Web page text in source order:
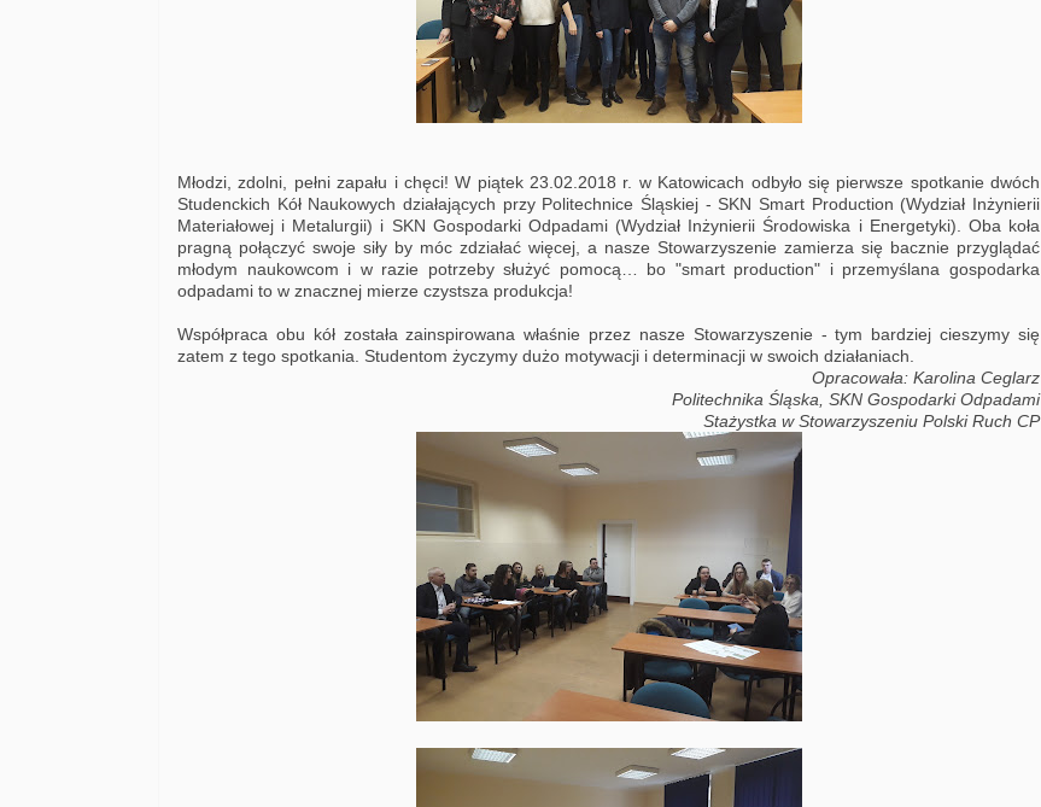
Młodzi, zdolni, pełni zapału i chęci! W piątek 23.02.2018 r. w Katowicach odbyło się pierwsze spotkanie dwóch
Studenckich Kół Naukowych działających przy Politechnice Śląskiej - SKN Smart Production (Wydział Inżynierii
Materiałowej i Metalurgii) i SKN Gospodarki Odpadami (Wydział Inżynierii Środowiska i Energetyki). Oba koła
pragną połączyć swoje siły by móc zdziałać więcej, a nasze Stowarzyszenie zamierza się bacznie przyglądać
młodym naukowcom i w razie potrzeby służyć pomocą… bo "smart production" i przemyślana gospodarka
odpadami to w znacznej mierze czystsza produkcja!
Współpraca obu kół została zainspirowana właśnie przez nasze Stowarzyszenie - tym bardziej cieszymy się
zatem z tego spotkania. Studentom życzymy dużo motywacji i determinacji w swoich działaniach.
Opracowała: Karolina Ceglarz
Politechnika Śląska, SKN Gospodarki Odpadami
Stażystka w Stowarzyszeniu Polski Ruch CP